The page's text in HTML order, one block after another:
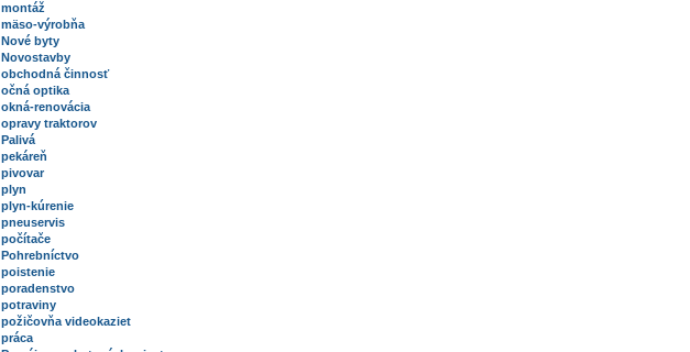
montáž
mäso-výrobňa
Nové byty
Novostavby
obchodná činnosť
očná optika
okná-renovácia
opravy traktorov
Palivá
pekáreň
pivovar
plyn
plyn-kúrenie
pneuservis
počítače
Pohrebníctvo
poistenie
poradenstvo
potraviny
požičovňa videokaziet
práca